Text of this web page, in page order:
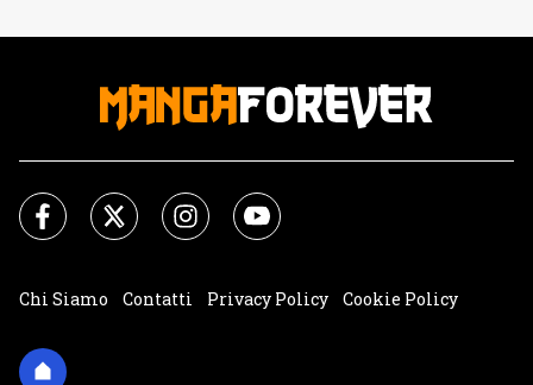
Chi Siamo Contatti Privacy Policy
Cookie Policy